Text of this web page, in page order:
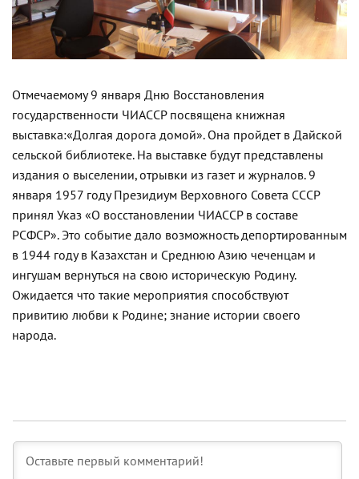
Отмечаемому 9 января Дню Восстановления
государственности ЧИАССР посвящена книжная
выставка:«Долгая дорога домой». Она пройдет в Дайской
сельской библиотеке. На выставке будут представлены
издания о выселении,отрывки из газет и журналов. 9
января 1957 году Президиум Верховного Совета СССР
принял Указ «О восстановлении ЧИАССР в составе
РСФСР». Это событие дало возможность депортированным
в 1944 году в Казахстан и Среднюю Азию чеченцам и
ингушам вернуться на свою историческую Родину.
Ожидается что такие мероприятия способствуют
привитию любви к Родине; знание истории своего
народа.